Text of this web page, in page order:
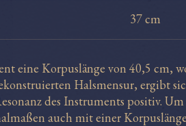
37 cm
eine Korpuslänge von 40,5 cm,
Halsmensur, ergibt
des Instruments positiv.
auch mit einer